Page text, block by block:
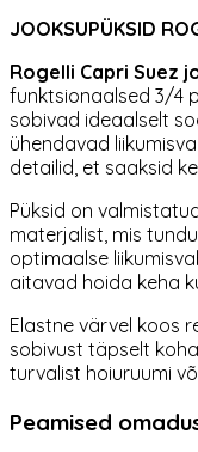
JOOKSUPÜKSID
Rogelli Capri Suez
funktsionaalsed 3/4
sobivad ideaalselt
ühendavad
detailid, et saaksid
Püksid on
materjalist, mis
optimaalse
aitavad hoida keha
Elastne värvel koos
sobivust täpselt
turvalist hoiuruumi
Peamised